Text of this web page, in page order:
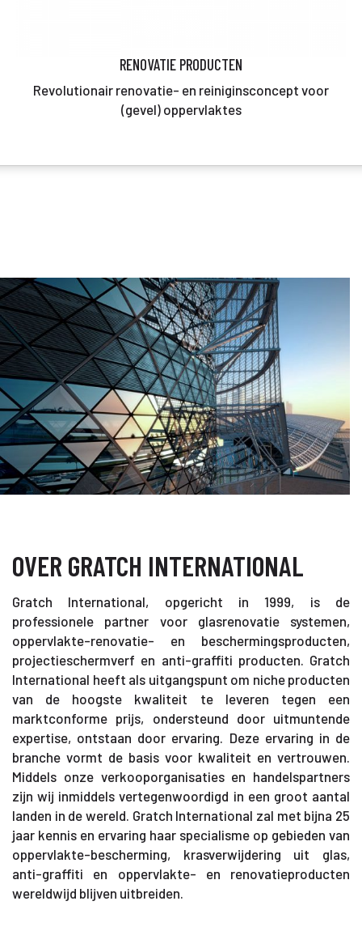
RENOVATIE PRODUCTEN
Revolutionair renovatie- en reiniginsconcept voor
(gevel) oppervlaktes
OVER GRATCH INTERNATIONAL
Gratch International, opgericht in 1999, is de
professionele partner voor glasrenovatie systemen,
oppervlakte-renovatie- en beschermingsproducten,
projectieschermverf en anti-graffiti producten. Gratch
International heeft als uitgangspunt om niche producten
van de hoogste kwaliteit te leveren tegen een
marktconforme prijs, ondersteund door uitmuntende
expertise, ontstaan door ervaring. Deze ervaring in de
branche vormt de basis voor kwaliteit en vertrouwen.
Middels onze verkooporganisaties en handelspartners
zijn wij inmiddels vertegenwoordigd in een groot aantal
landen in de wereld. Gratch International zal met bijna 25
jaar kennis en ervaring haar specialisme op gebieden van
oppervlakte-bescherming, krasverwijdering uit glas,
anti-graffiti en oppervlakte- en renovatieproducten
wereldwijd blijven uitbreiden.